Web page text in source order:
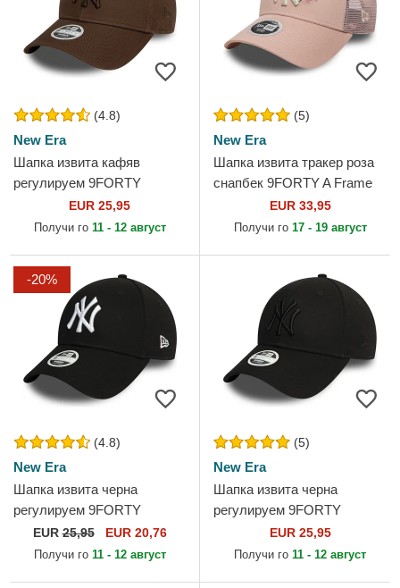
(4.8)
New Era
Шапка извита кафяв
регулируем 9FORTY
League Essential на New
York Yankees MLB от New
EUR 25,95
Получи го 11 - 12 август
(5)
New Era
Шапка извита тракер роза
снапбек 9FORTY A Frame
Floral на New York Yankees
MLB от New Era
EUR 33,95
Получи го 17 - 19 август
-20%
(4.8)
New Era
Шапка извита черна
регулируем 9FORTY
Essential на New York
Yankees MLB от New Era
EUR25,95 EUR 20,76
Получи го 11 - 12 август
(5)
New Era
Шапка извита черна
регулируем 9FORTY
Essential на New York
Yankees MLB от New Era
EUR 25,95
Получи го 11 - 12 август